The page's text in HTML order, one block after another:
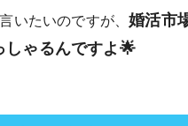
いたいのですが、婚活市
しゃるんですよ🌟